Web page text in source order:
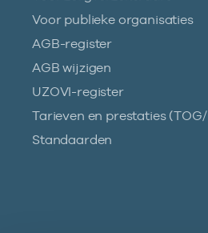
Voor publieke organisaties
AGB-register
AGB wijzigen
UZOVI-register
Tarieven en prestaties (TOG/
Standaarden